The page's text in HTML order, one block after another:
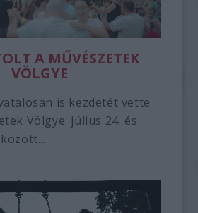
A MŰVÉSZETEK
VÖLGYE
is kezdetét vette
Völgye: július 24. és